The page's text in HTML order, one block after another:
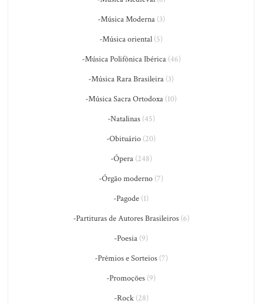
-Música Moderna(3)
-Música oriental (5)
-Música Polifônica Ibérica(46)
-Música Rara Brasileira (3)
-Música Sacra Ortodoxa (10)
-Natalinas(45)
-Obituário (20)
-Ópera(248)
-Órgão moderno (7)
-Pagode (1)
-Partituras de Autores Brasileiros(6)
-Poesia (9)
-Prêmios e Sorteios(7)
-Promoções (9)
-Rock(28)